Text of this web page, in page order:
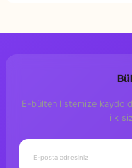
Ölçü
E-bülten listemize
ilk